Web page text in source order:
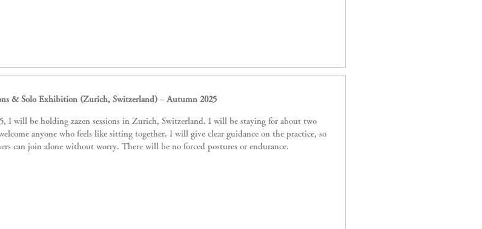
& Solo Exhibition (Zurich, Switzerland) – Autumn 2025
holding zazen sessions in Zurich, Switzerland. I will be staying for about two
anyone who feels like sitting together. I will give clear guidance on the practice, so
can join alone without worry. There will be no forced postures or endurance.